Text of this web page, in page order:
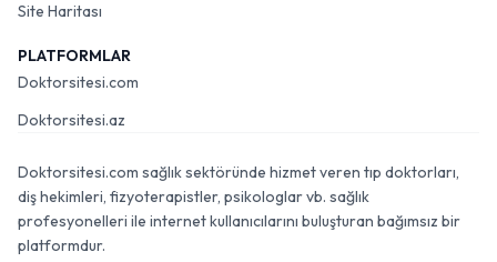
Site Haritası
PLATFORMLAR
Doktorsitesi.com
Doktorsitesi.az
Doktorsitesi.com sağlık sektöründe hizmet veren tıp doktorları,
diş hekimleri, fizyoterapistler, psikologlar vb. sağlık
profesyonelleri ile internet kullanıcılarını buluşturan bağımsız bir
platformdur.